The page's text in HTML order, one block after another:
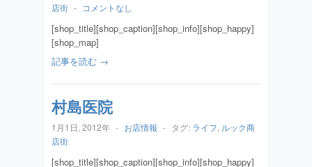
店街 - コメントなし
[shop_title][shop_caption][shop_info][shop_happy]
[shop_map]
記事を読む →
村島医院
1月1日, 2012年 - お店情報 - タグ: ライフ, ルック商
店街
[shop_title][shop_caption][shop_info][shop_happy]